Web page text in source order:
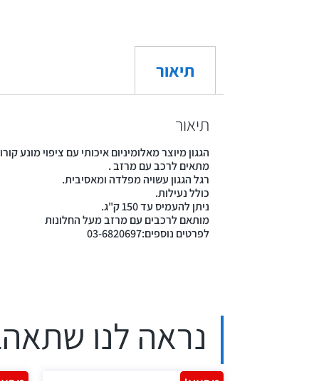
תיאור
תיאור
הגגון מיוצר מאלומיניום איכותי עם ציפוי מונע
מתאים לרכב עם מרזב .
רגל הגגון עשויה מפלדה ומאסיבית.
כולל נעילות.
ניתן להעמיס עד 150 ק"ג.
מותאם לרכבים עם מרזב מעל החלונות
לפרטים נוספים:03-6820697
נראה לנו